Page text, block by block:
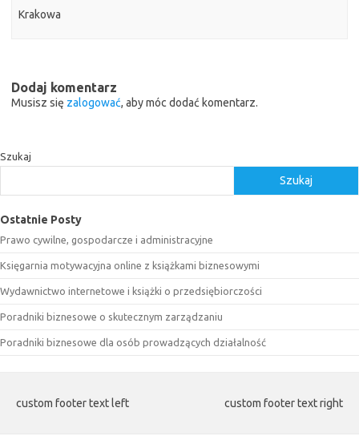
Krakowa
Dodaj komentarz
Musisz się zalogować, aby móc dodać komentarz.
Szukaj
Szukaj
Ostatnie Posty
Prawo cywilne, gospodarcze i administracyjne
Księgarnia motywacyjna online z książkami biznesowymi
Wydawnictwo internetowe i książki o przedsiębiorczości
Poradniki biznesowe o skutecznym zarządzaniu
Poradniki biznesowe dla osób prowadzących działalność
custom footer text left custom footer text right